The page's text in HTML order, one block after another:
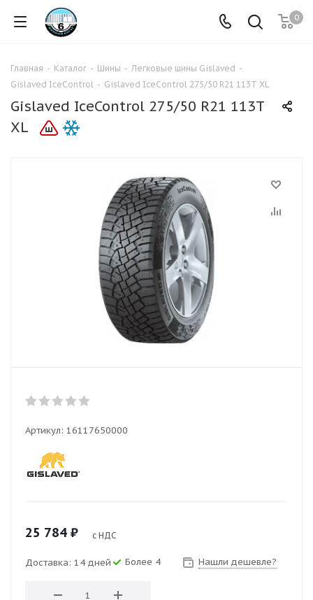
0
Главная - Каталог - Шины - Легковые шины Gislaved -
Gislaved IceControl - Gislaved IceControl 275/50 R21 113T XL
Gislaved IceControl 275/50 R21 113T
XL
Артикул: 16117650000
25 784 ₽ с НДС
Доставка: 14 дней Более 4 Нашли дешевле?